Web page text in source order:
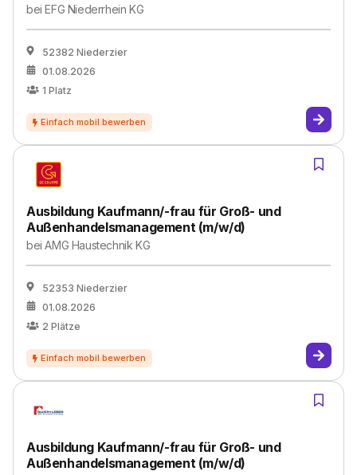
beiEFG Niederrhein KG
52382 Niederzier
01.08.2026
1 Platz
Ausbildung Kaufmann/-frau für Groß- und
Außenhandelsmanagement (m/w/d)
beiAMG Haustechnik KG
52353 Niederzier
01.08.2026
2 Plätze
Ausbildung Kaufmann/-frau für Groß- und
Außenhandelsmanagement (m/w/d)